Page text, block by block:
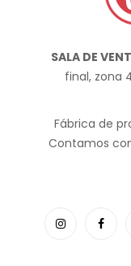
SALA DE
final, zona
Fábrica de
Contamos